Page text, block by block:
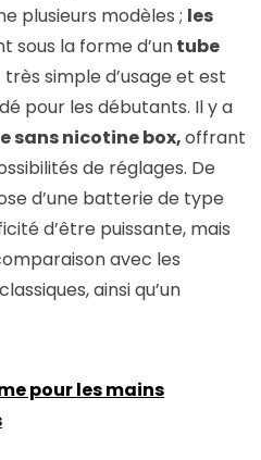
plusieurs modèles ; les
sous la forme d’untube
simple d’usage et est
pour les débutants. Il y a
sans nicotine box,offrant
de réglages. De
d’une batterie de type
d’être puissante, mais
avec les
ainsi qu’un
pour les mains